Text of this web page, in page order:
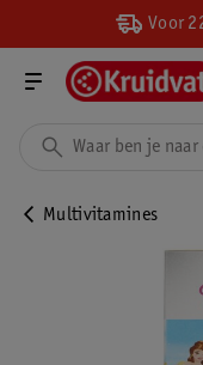
Voor
Multivitamines